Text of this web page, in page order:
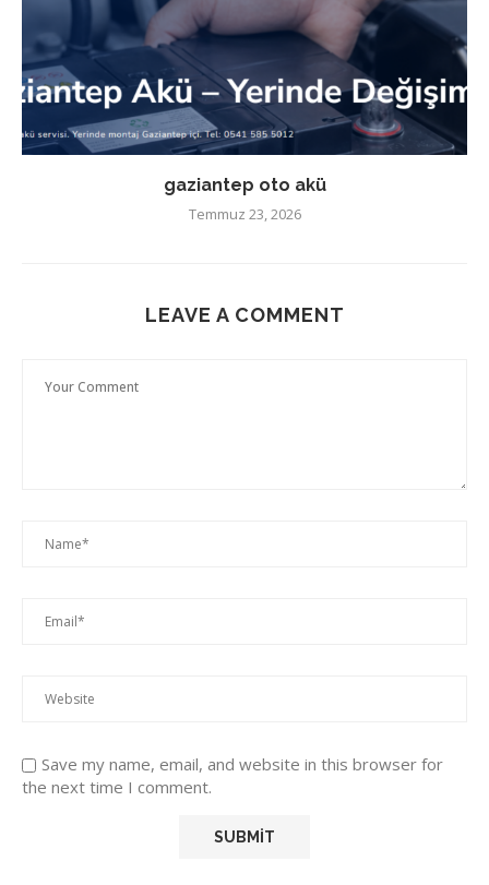
gaziantep oto akü
Temmuz 23, 2026
LEAVE A COMMENT
Save my name, email, and website in this browser for
the next time I comment.